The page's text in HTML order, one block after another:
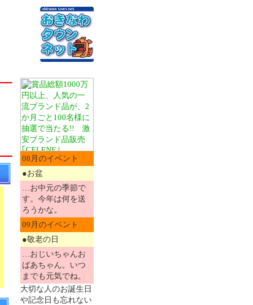
08月のイベント
●お盆
…お中元の季節で
す。今年は何を送
ろうかな。
09月のイベント
●敬老の日
…おじいちゃんお
ばあちゃん。いつ
までも元気でね。
大切な人のお誕生日
や記念日も忘れない